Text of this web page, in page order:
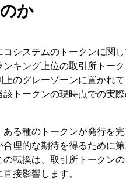
か
コシステムのトークンに関
ンキング上位の取引所トー
上のグレーゾーンに置かれ
該トークンの現時点での実
ある種のトークンが発行を
合理的な期待を得るために
の転換は、取引所トークン
接影響します。